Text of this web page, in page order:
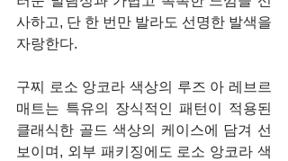
사하고, 단 한 번만 발라도 선명한 발색을
자랑한다.
구찌 로소 앙코라 색상의 루즈 아 레브르
매트는 특유의 장식적인 패턴이 적용된
클래식한 골드 색상의 케이스에 담겨 선
보이며, 외부 패키징에도 로소 앙코라 색